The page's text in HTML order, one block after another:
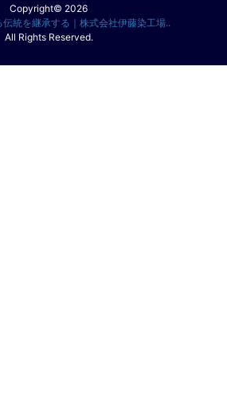
Copyright© 2026
統を継承する｜株式会社伊藤染工場..
All Rights Reserved.